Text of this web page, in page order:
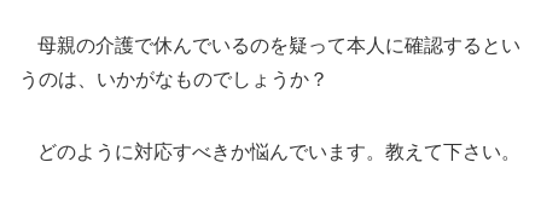
母親の介護で休んでいるのを疑って本人に確認するとい
うのは、いかがなものでしょうか？
どのように対応すべきか悩んでいます。教えて下さい。